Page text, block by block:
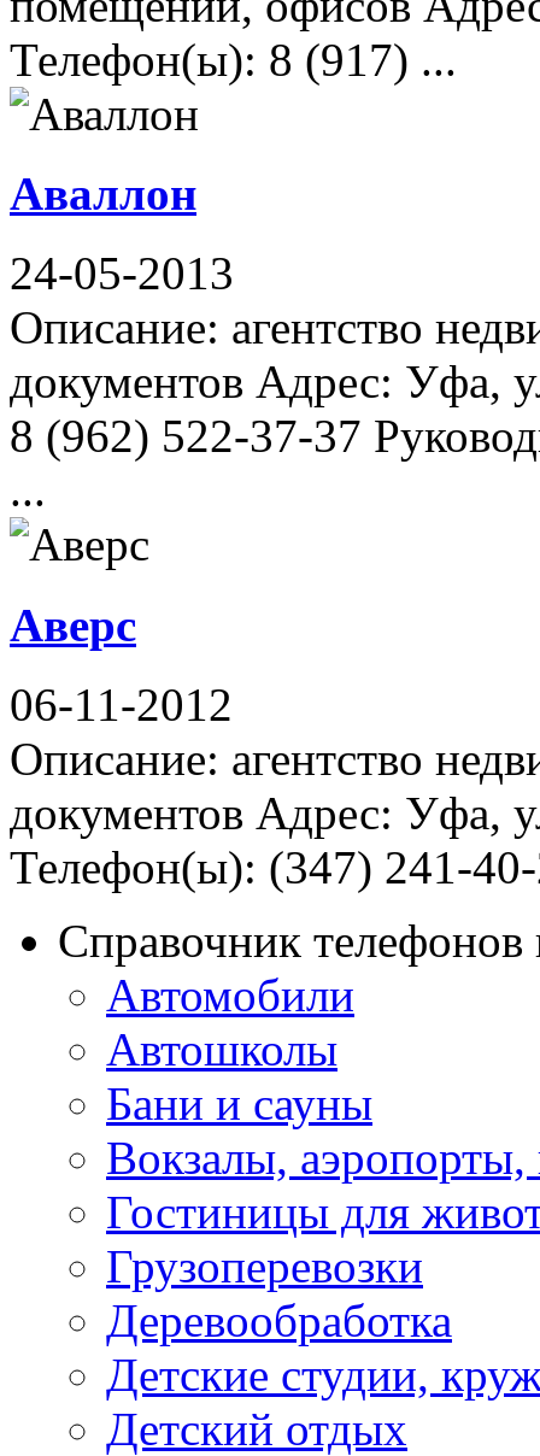
Телефон(ы): 8 (917) ...
Аваллон
24-05-2013
Описание: агентство
документов Адрес: Уфа,
8 (962) 522-37-37
...
Аверс
06-11-2012
Описание: агентство
документов Адрес: Уфа,
Телефон(ы): (347) 241-
Справочник
Автомобили
Автошколы
Бани и сауны
Вокзалы,
Гостиницы для
Грузоперевозки
Деревообработка
Детские студии,
Детский отдых